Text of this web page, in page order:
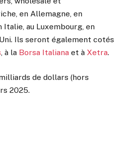
en Allemagne, en
Italie, au Luxembourg, en
Ils seront également cotés
, à la Borsa Italiana et à Xetra.
de dollars (hors
2025.